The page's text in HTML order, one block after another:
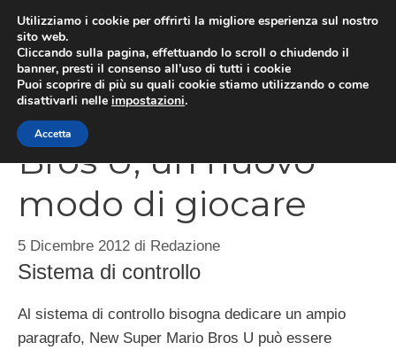
contenuto
New Super Mario
Bros U, un nuovo
modo di giocare
5 Dicembre 2012 di Redazione
Sistema di controllo
Al sistema di controllo bisogna dedicare un ampio
paragrafo, New Super Mario Bros U può essere
Utilizziamo i cookie per offrirti la migliore esperienza sul nostro
sito web.
Cliccando sulla pagina, effettuando lo scroll o chiudendo il
banner, presti il consenso all’uso di tutti i cookie
Puoi scoprire di più su quali cookie stiamo utilizzando o come
disattivarli nelle impostazioni.
Accetta